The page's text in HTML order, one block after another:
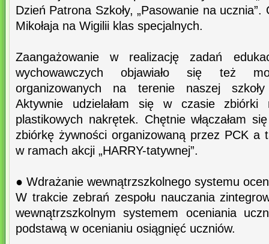
Dzień Patrona Szkoły, „Pasowanie na
Mikołaja na Wigilii klas specjalnych.
Zaangażowanie w realizację zadań
wychowawczych objawiało się też
organizowanych na terenie naszej
Aktywnie udzielałam się w czasie zbiórki
plastikowych nakrętek. Chętnie włączałam
zbiórkę żywności organizowaną przez PCK a
w ramach akcji „HARRY-tatywnej”.
● Wdrażanie wewnątrzszkolnego systemu
W trakcie zebrań zespołu nauczania
wewnątrzszkolnym systemem oceniania
podstawą w ocenianiu osiągnięć uczniów.